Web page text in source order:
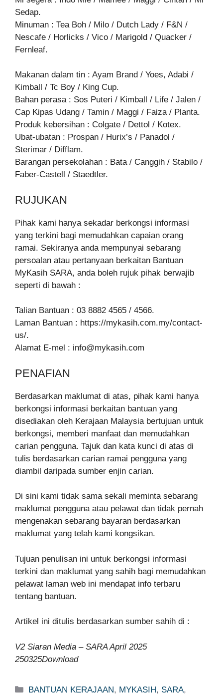
Sedap.
Minuman : Tea Boh / Milo / Dutch Lady / F&N /
Nescafe / Horlicks / Vico / Marigold / Quacker /
Fernleaf.
Makanan dalam tin : Ayam Brand / Yoes, Adabi /
Kimball / Tc Boy / King Cup.
Bahan perasa : Sos Puteri / Kimball / Life / Jalen /
Cap Kipas Udang / Tamin / Maggi / Faiza / Planta.
Produk kebersihan : Colgate / Dettol / Kotex.
Ubat-ubatan : Prospan / Hurix’s / Panadol /
Sterimar / Difflam.
Barangan persekolahan : Bata / Canggih / Stabilo /
Faber-Castell / Staedtler.
RUJUKAN
Pihak kami hanya sekadar berkongsi informasi
yang terkini bagi memudahkan capaian orang
ramai. Sekiranya anda mempunyai sebarang
persoalan atau pertanyaan berkaitan Bantuan
MyKasih SARA, anda boleh rujuk pihak berwajib
seperti di bawah :
Talian Bantuan : 03 8882 4565 / 4566.
Laman Bantuan : https://mykasih.com.my/contact-
us/.
Alamat E-mel : info@mykasih.com
PENAFIAN
Berdasarkan maklumat di atas, pihak kami hanya
berkongsi informasi berkaitan bantuan yang
disediakan oleh Kerajaan Malaysia bertujuan untuk
berkongsi, memberi manfaat dan memudahkan
carian pengguna. Tajuk dan kata kunci di atas di
tulis berdasarkan carian ramai pengguna yang
diambil daripada sumber enjin carian.
Di sini kami tidak sama sekali meminta sebarang
maklumat pengguna atau pelawat dan tidak pernah
mengenakan sebarang bayaran berdasarkan
maklumat yang telah kami kongsikan.
Tujuan penulisan ini untuk berkongsi informasi
terkini dan maklumat yang sahih bagi memudahkan
pelawat laman web ini mendapat info terbaru
tentang bantuan.
Artikel ini ditulis berdasarkan sumber sahih di :
V2 Siaran Media – SARA April 2025
250325Download
Categories
BANTUAN KERAJAAN, MYKASIH, SARA,